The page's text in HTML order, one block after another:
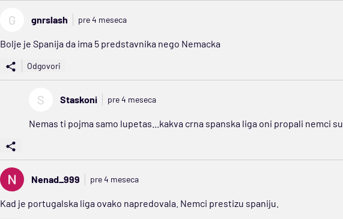
G gnrslash pre 4 meseca
Bolje je Spanija da ima 5 predstavnika nego Nemacka
Odgovori
S Staskoni pre 4 meseca
Nemas ti pojma samo lupetas...kakva crna spanska liga oni propali nemci
Nenad_999 pre 4 meseca
Kad je portugalska liga ovako napredovala. Nemci prestizu spaniju.